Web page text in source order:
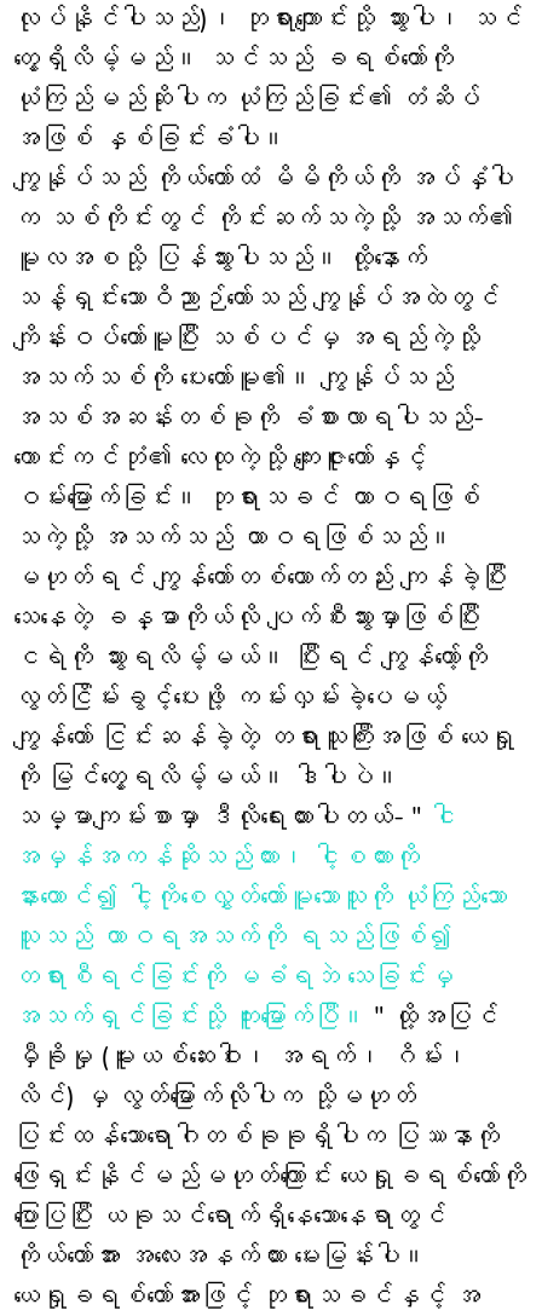
လုပ်နိုင်ပါသည်)၊ ဘုရားကျောင်းသို့ သွားပါ၊ သင်
တွေ့ရှိလိမ့်မည်။ သင်သည် ခရစ်တော်ကို
ယုံကြည်မည်ဆိုပါက ယုံကြည်ခြင်း၏ တံဆိပ်
အဖြစ် နှစ်ခြင်းခံပါ။
ကျွန်ုပ်သည် ကိုယ်တော်ထံ မိမိကိုယ်ကို အပ်နှံပါ
က သစ်ကိုင်းတွင် ကိုင်းဆက်သကဲ့သို့ အသက်၏
မူလအစသို့ ပြန်သွားပါသည်။ ထို့နောက်
သန့်ရှင်းသောဝိညာဉ်တော်သည် ကျွန်ုပ်အထဲတွင်
ကျိန်းဝပ်တော်မူပြီး သစ်ပင်မှ အရည်ကဲ့သို့
အသက်သစ်ကို ပေးတော်မူ၏။ ကျွန်ုပ်သည်
အသစ်အဆန်းတစ်ခုကို ခံစားလာရပါသည်-
ကောင်းကင်ဘုံ၏ လေထုကဲ့သို့ ကျေးဇူးတော်နှင့်
ဝမ်းမြောက်ခြင်း။ ဘုရားသခင် ထာဝရဖြစ်
သကဲ့သို့ အသက်သည် ထာဝရဖြစ်သည်။
မဟုတ်ရင် ကျွန်တော်တစ်ယောက်တည်း ကျန်ခဲ့ပြီး
သေနေတဲ့ ခန္ဓာကိုယ်လို ပျက်စီးသွားမှာဖြစ်ပြီး
ငရဲကို သွားရလိမ့်မယ်။ ပြီးရင် ကျွန်တော့်ကို
လွတ်ငြိမ်းခွင့်ပေးဖို့ ကမ်းလှမ်းခဲ့ပေမယ့်
ကျွန်တော် ငြင်းဆန်ခဲ့တဲ့ တရားသူကြီးအဖြစ် ယေရှု
ကို မြင်တွေ့ရလိမ့်မယ်။ ဒါပါပဲ။
သမ္မာကျမ်းစာမှာ ဒီလိုရေးထားပါတယ်- " ငါ
အမှန်အကန်ဆိုသည်ကား၊ ငါ့စကားကို
နားထောင်၍ ငါ့ကိုစေလွှတ်တော်မူသောသူကို ယုံကြည်သော
သူသည် ထာဝရအသက်ကို ရသည်ဖြစ်၍
တရားစီရင်ခြင်းကို မခံရဘဲ သေခြင်းမှ
အသက်ရှင်ခြင်းသို့ ကူးမြောက်ပြီ။ " ထို့အပြင်
မှီခိုမှု (မူးယစ်ဆေးဝါး၊ အရက်၊ ဂိမ်း၊
လိင်) မှ လွတ်မြောက်လိုပါက သို့မဟုတ်
ပြင်းထန်သောရောဂါတစ်ခုခုရှိပါက ပြဿနာကို
ဖြေရှင်းနိုင်မည်မဟုတ်ကြောင်း ယေရှုခရစ်တော်ကို
ပြောပြပြီး ယခုသင်ရောက်ရှိနေသောနေရာတွင်
ကိုယ်တော်အား အလေးအနက်ထား မေးမြန်းပါ။
ယေရှုခရစ်တော်အားဖြင့် ဘုရားသခင်နှင့် အ